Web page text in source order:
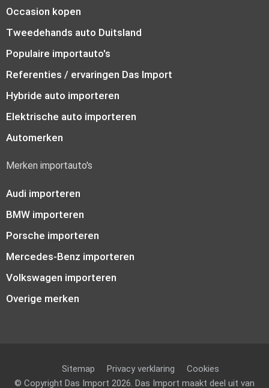
Occasion kopen
Tweedehands auto Duitsland
Populaire importauto's
Referenties / ervaringen Das Import
Hybride auto importeren
Elektrische auto importeren
Automerken
Merken importauto's
Audi importeren
BMW importeren
Porsche importeren
Mercedes-Benz importeren
Volkswagen importeren
Overige merken
Sitemap Privacy verklaring
Cookies
© Copyright Das Import 2026. Das Import maakt deel uit van